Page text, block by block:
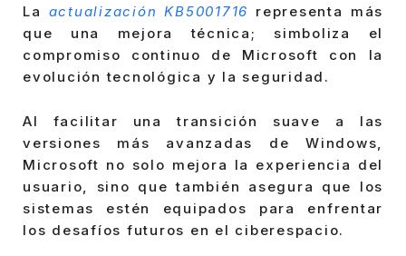
La actualización KB5001716 representa más
que una mejora técnica; simboliza el
compromiso continuo de Microsoft con la
evolución tecnológica y la seguridad.
Al facilitar una transición suave a las
versiones más avanzadas de Windows,
Microsoft no solo mejora la experiencia del
usuario, sino que también asegura que los
sistemas estén equipados para enfrentar
los desafíos futuros en el ciberespacio.